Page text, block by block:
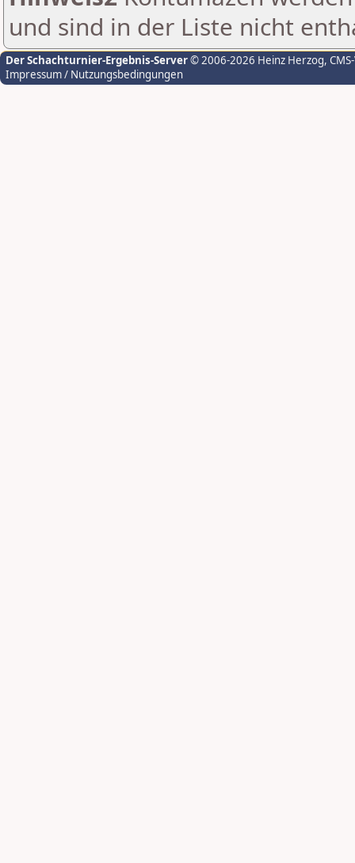
und sind in der Liste nicht
Der Schachturnier-Ergebnis-Server© 2006-2026 Heinz Herzog,
Impressum / Nutzungsbedingungen